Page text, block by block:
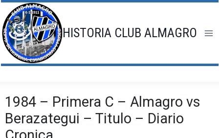
Saltar
al
contenido
HISTORIA CLUB ALMAGRO
1984 – Primera C – Almagro vs
Berazategui – Titulo – Diario